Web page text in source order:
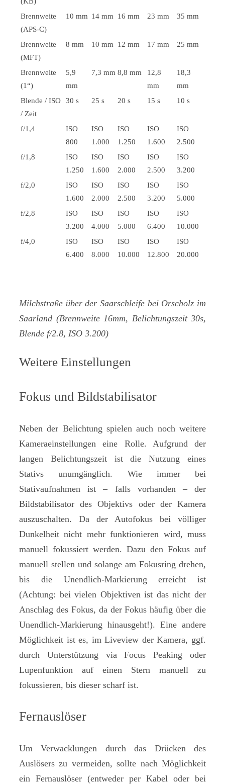
Brennweite
(APS-C)
10 mm 14 mm 16 mm 23 mm 35 mm
Brennweite
(MFT)
8 mm 10 mm 12 mm 17 mm 25 mm
Brennweite
(1“)
5,9
mm
7,3 mm 8,8 mm
12,8
mm
18,3
mm
Blende / ISO
/ Zeit
30 s 25 s 20 s 15 s 10 s
f/1,4
ISO
800
ISO
1.000
ISO
1.250
ISO
1.600
ISO
2.500
f/1,8
ISO
1.250
ISO
1.600
ISO
2.000
ISO
2.500
ISO
3.200
f/2,0
ISO
1.600
ISO
2.000
ISO
2.500
ISO
3.200
ISO
5.000
f/2,8
ISO
3.200
ISO
4.000
ISO
5.000
ISO
6.400
ISO
10.000
f/4,0
ISO
6.400
ISO
8.000
ISO
10.000
ISO
12.800
ISO
20.000
Milchstraße über der Saarschleife bei Orscholz im
Saarland (Brennweite 16mm, Belichtungszeit 30s,
Blende f/2.8, ISO 3.200)
Weitere Einstellungen
Fokus und Bildstabilisator
Neben der Belichtung spielen auch noch weitere
Kameraeinstellungen eine Rolle. Aufgrund der
langen Belichtungszeit ist die Nutzung eines
Stativs unumgänglich. Wie immer bei
Stativaufnahmen ist – falls vorhanden – der
Bildstabilisator des Objektivs oder der Kamera
auszuschalten. Da der Autofokus bei völliger
Dunkelheit nicht mehr funktionieren wird, muss
manuell fokussiert werden. Dazu den Fokus auf
manuell stellen und solange am Fokusring drehen,
bis die Unendlich-Markierung erreicht ist
(Achtung: bei vielen Objektiven ist das nicht der
Anschlag des Fokus, da der Fokus häufig über die
Unendlich-Markierung hinausgeht!). Eine andere
Möglichkeit ist es, im Liveview der Kamera, ggf.
durch Unterstützung via Focus Peaking oder
Lupenfunktion auf einen Stern manuell zu
fokussieren, bis dieser scharf ist.
Fernauslöser
Um Verwacklungen durch das Drücken des
Auslösers zu vermeiden, sollte nach Möglichkeit
ein Fernauslöser (entweder per Kabel oder bei